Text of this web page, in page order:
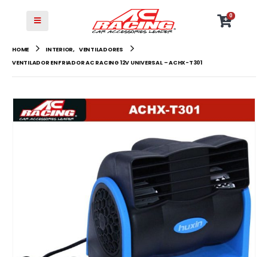
0
HOME INTERIOR, VENTILADORES
VENTILADOR ENFRIADOR AC RACING 12V UNIVERSAL – ACHX-T301